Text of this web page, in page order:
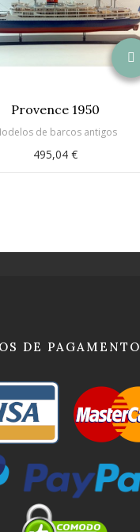
Provence 1950
de barcos antigos
495,04 €
DE PAGAMENTO